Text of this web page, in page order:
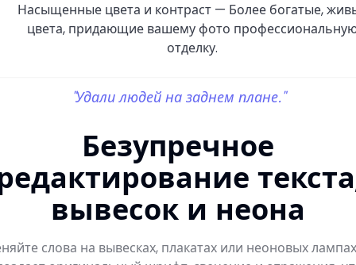
Насыщенные цвета и контраст — Более богатые,
цвета, придающие вашему фото
отделку.
"Удали людей на заднем плане."
Безупречное
вывесок и неона
слова на вывесках, плакатах или неоновых